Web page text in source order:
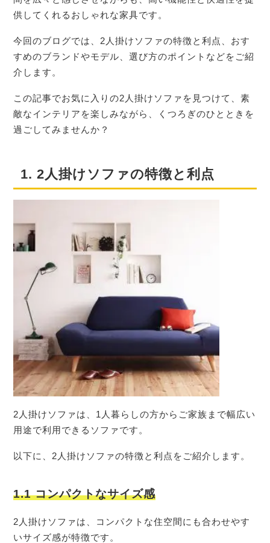
供してくれるおしゃれな家具です。
今回のブログでは、2人掛けソファの特徴と利点、おす
すめのブランドやモデル、選び方のポイントなどをご紹
介します。
この記事でお気に入りの2人掛けソファを見つけて、素
敵なインテリアを楽しみながら、くつろぎのひとときを
過ごしてみませんか？
1. 2人掛けソファの特徴と利点
2人掛けソファは、1人暮らしの方からご家族まで幅広い
用途で利用できるソファです。
以下に、2人掛けソファの特徴と利点をご紹介します。
1.1 コンパクトなサイズ感
2人掛けソファは、コンパクトな住空間にも合わせやす
いサイズ感が特徴です。